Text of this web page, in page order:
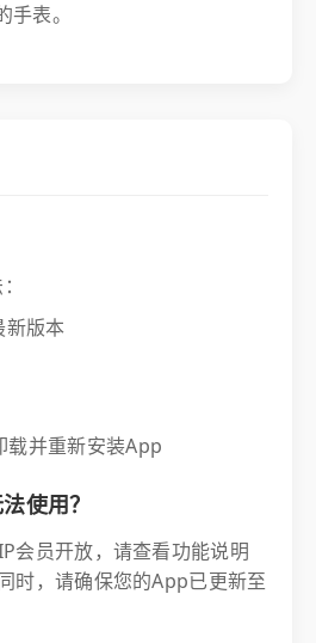
表。
新版本
载并重新安装App
使用？
会员开放，请查看功能说明
时，请确保您的App已更新至